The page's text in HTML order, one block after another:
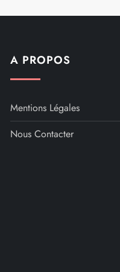
A PROPOS
Mentions Légales
Nous Contacter